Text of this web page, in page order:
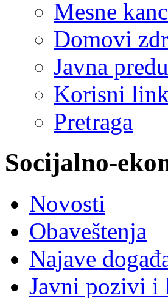
Mesne
Domovi
Javna
Korisni
Pretraga
Socijalno-
Novosti
Obaveštenja
Najave
Javni pozivi i